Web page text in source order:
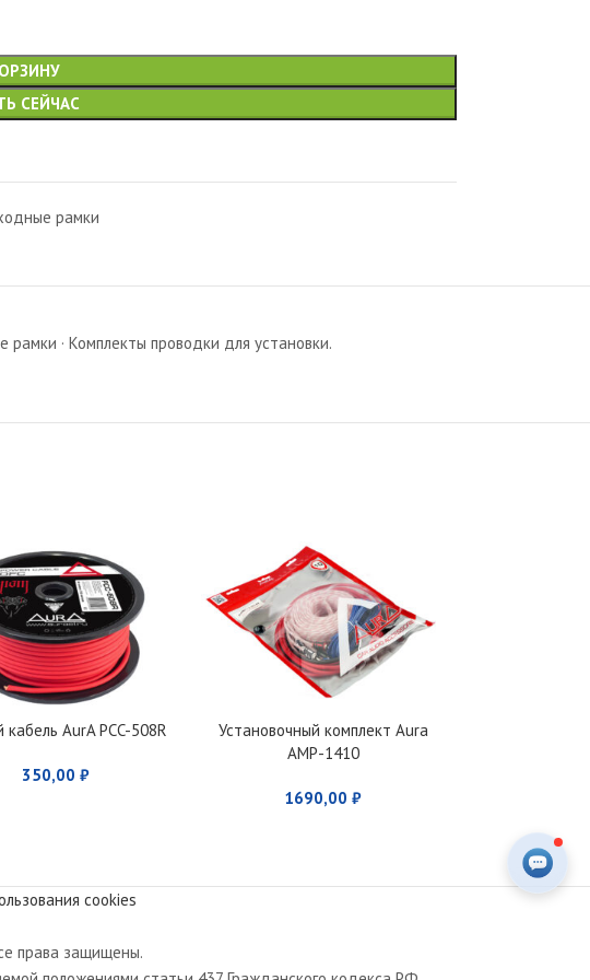
СЕЙЧАС
рамки
· Комплекты проводки для установки.
кабель AurA PCC-508R
350,00₽
Установочный комплект Aura
AMP-1410
1690,00₽
cookies
права защищены.